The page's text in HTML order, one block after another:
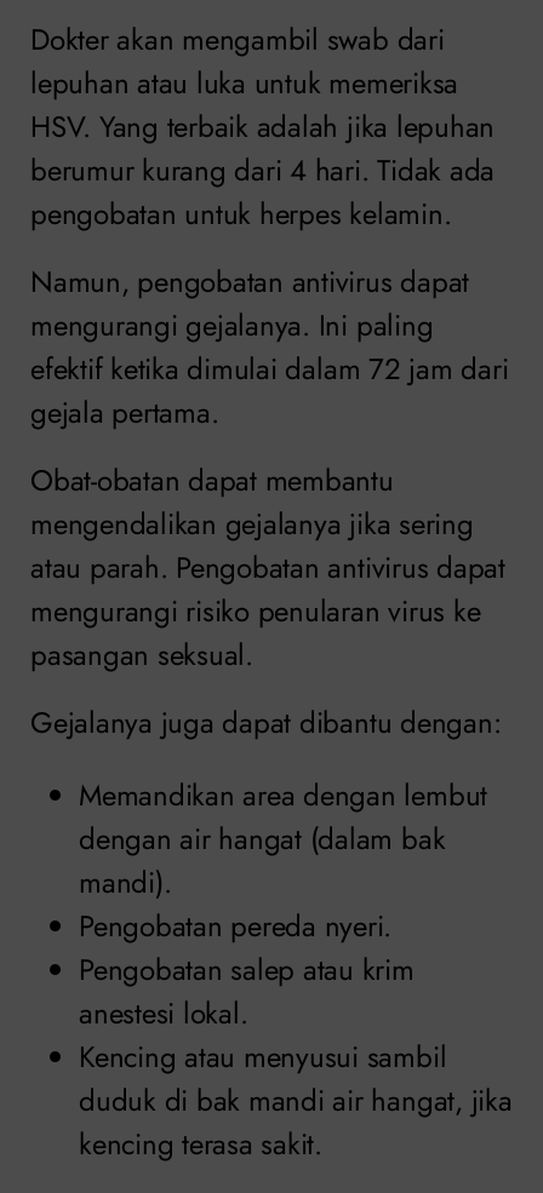
Dokter akan mengambil swab dari
lepuhan atau luka untuk memeriksa
HSV. Yang terbaik adalah jika lepuhan
berumur kurang dari 4 hari. Tidak ada
pengobatan untuk herpes kelamin.
Namun, pengobatan antivirus dapat
mengurangi gejalanya. Ini paling
efektif ketika dimulai dalam 72 jam dari
gejala pertama.
Obat-obatan dapat membantu
mengendalikan gejalanya jika sering
atau parah. Pengobatan antivirus dapat
mengurangi risiko penularan virus ke
pasangan seksual.
Gejalanya juga dapat dibantu dengan:
Memandikan area dengan lembut
dengan air hangat (dalam bak
mandi).
Pengobatan pereda nyeri.
Pengobatan salep atau krim
anestesi lokal.
Kencing atau menyusui sambil
duduk di bak mandi air hangat, jika
kencing terasa sakit.